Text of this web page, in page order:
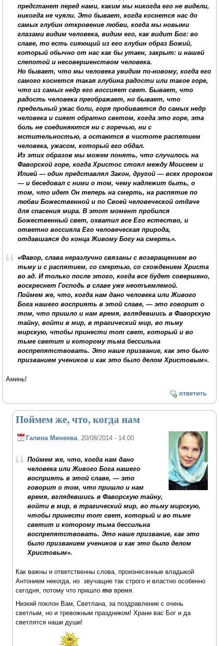
предстанет перед нами, каким мы никогда его не видели,
никогда не чуяли. Это бывает, когда коснется нас до
самых глубин откровение любви, когда мы новыми
глазами видим человека, видим его, как видит Бог: во
славе, то есть сияющий из его глубин образ Божий,
который обычно от нас как бы утаен, закрыт: и нашей
слепотой и несовершенством человека.
Но бывает, что мы человека увидим по-новому, когда его
самого коснется такая глубина радости или такое горе,
что из самых недр его воссияет свет. Бывает, что
радость человека преображает, но бывает, что
предельный ужас боли, горя пробивается до самых недр
человека и сияет обратно светом, когда это горе, эта
боль не соединяются ни с горечью, ни с
мстительностью, а остаются в чистоте распятием
человека, ужасом, который его обдал.
Из этих образов мы можем понять, что случилось на
Фаворской горе, когда Христос стоял между Моисеем и
Илией — один представлял Закон, другой — всех пророков
— и беседовал с ними о том, чему надлежит быть, о
том, что идет Он теперь на смерть, на распятие по
любви Божественной и по Своей человеческой отдаче
для спасения мира. В этот момент пробился
Божественный свет, охватил все Его естество, и
ответно воссияла Его человеческая природа,
отдавшаяся до конца Живому Богу на смерть».
«Фавор, слава неразлучно связаны с возвращением во
тьму и с распятием, со смертью, со схождением Христа
во ад. И только после этого, когда все будет совершено,
воскреснет Господь в славе уже неотъемлемой.
Поймем же, что, когда нам дано человека или Живого
Бога нашего восприять в этой славе, — это говорит о
том, что пришло и нам время, вглядевшись в Фаворскую
тайну, войти в мир, в трагический мир, во тьму
мирскую, чтобы принести тот свет, который и во
тьме светит и которому тьма бессильна
воспрепятствовать. Это наше призвание, как это было
призванием учеников и как это было делом Христовым».
Аминь!
ответить
Поймем же, что, когда нам
Галина Минеева , 20/08/2014 - 14:00
Поймем же, что, когда нам дано
человека или Живого Бога нашего
восприять в этой славе, — это
говорит о том, что пришло и нам
время, вглядевшись в Фаворскую тайну,
войти в мир, в трагический мир, во тьму мирскую,
чтобы принести тот свет, который и во тьме
светит и которому тьма бессильна
воспрепятствовать. Это наше призвание, как это
было призванием учеников и как это было делом
Христовым».
Как важны и ответственны слова, произнесенные владыкой
Антонием некогда, но звучащие так строго и властно особенно
сегодня, потому что пришлото время.
Низкий поклон Вам, Светлана, за поздравление с очень
светлым, но и тревожным праздником! Храни вас Бог и да
светлятся наши души!